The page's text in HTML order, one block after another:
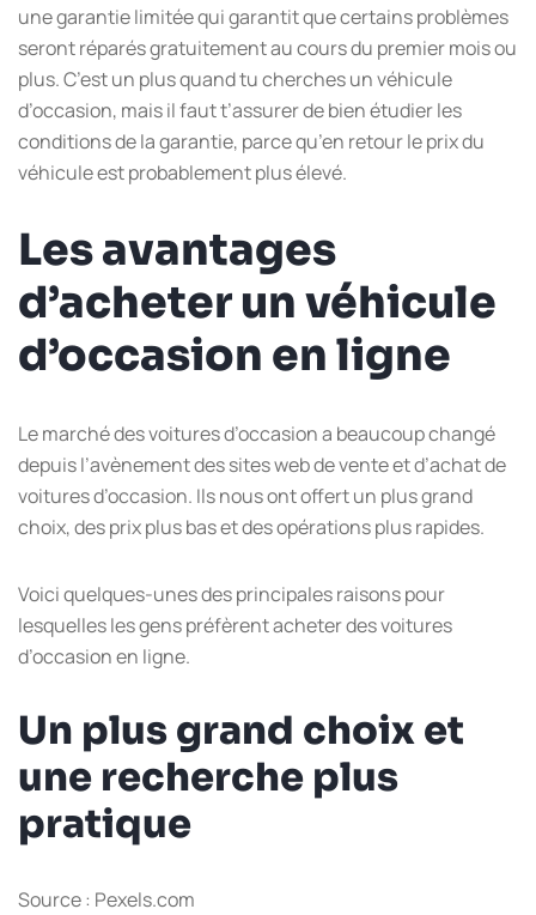
une garantie limitée qui garantit que certains problèmes
seront réparés gratuitement au cours du premier mois ou
plus. C’est un plus quand tu cherches un véhicule
d’occasion, mais il faut t’assurer de bien étudier les
conditions de la garantie, parce qu’en retour le prix du
véhicule est probablement plus élevé.
Les avantages
d’acheter un véhicule
d’occasion en ligne
Le marché des voitures d’occasion a beaucoup changé
depuis l’avènement des sites web de vente et d’achat de
voitures d’occasion. Ils nous ont offert un plus grand
choix, des prix plus bas et des opérations plus rapides.
Voici quelques-unes des principales raisons pour
lesquelles les gens préfèrent acheter des voitures
d’occasion en ligne.
Un plus grand choix et
une recherche plus
pratique
Source : Pexels.com